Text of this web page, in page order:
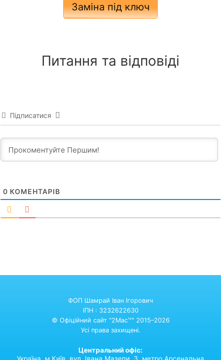
Заміна під ключ
Питання та відповіді
Підписатися
0 КОМЕНТАРІВ
ФОП Шамрай Іван Ігорович
ІПН : 3232622630
© Офіційний сайт "2Mac™" 2015–2026
Усі права захищені.
Центральний офіс:
Україна,
м.Київ, вул. Івана Мазепи, 3. метро Арсенальна